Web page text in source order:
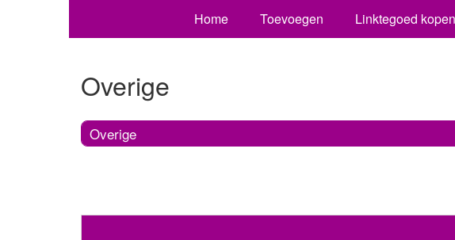
Home Toevoegen Linktegoed kopen
Overige
Overige